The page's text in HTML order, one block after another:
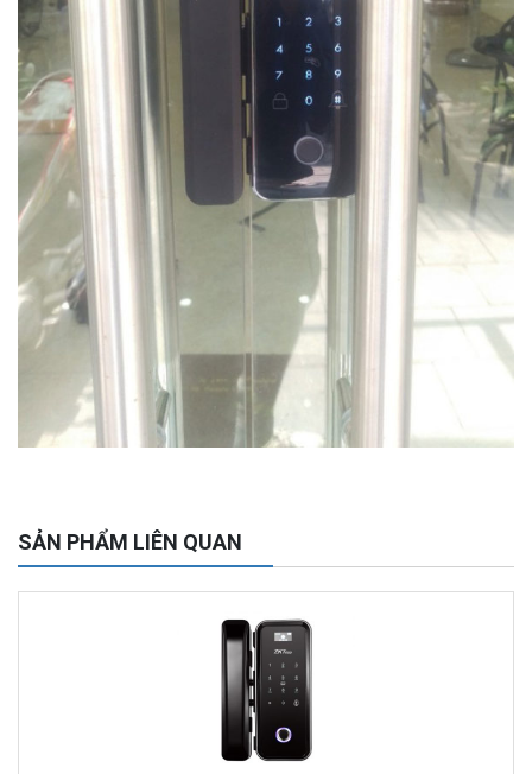
SẢN PHẨM LIÊN QUAN
Camera WiFi quay quét thông minh 2MP EZVIZ H8C
1.670.000 đ 909.000 đ
MUA NGAY